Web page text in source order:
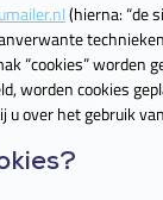
(hierna: “de
“cookies” worden
worden cookies
over het gebruik